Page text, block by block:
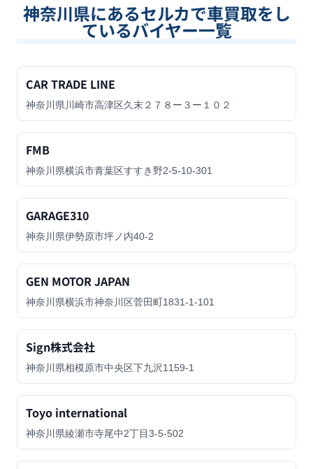
神奈川県にあるセルカで車買取をし
ているバイヤー一覧
CAR TRADE LINE
神奈川県川崎市高津区久末２７８ー３ー１０２
FMB
神奈川県横浜市青葉区すすき野2-5-10-301
GARAGE310
神奈川県伊勢原市坪ノ内40-2
GEN MOTOR JAPAN
神奈川県横浜市神奈川区菅田町1831-1-101
Sign株式会社
神奈川県相模原市中央区下九沢1159-1
Toyo international
神奈川県綾瀬市寺尾中2丁目3-5-502